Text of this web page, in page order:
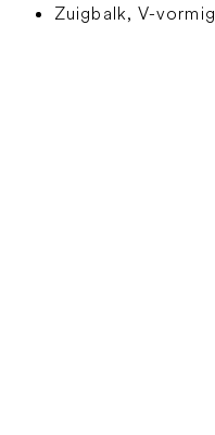
Zuigbalk, V-vormig